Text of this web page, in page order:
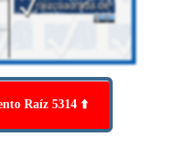
Raíz 5314 ⬆️